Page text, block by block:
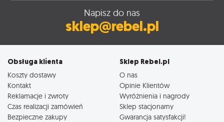
Napisz do nas
sklep@rebel.pl
Obsługa klienta
Koszty dostawy
Kontakt
Reklamacje i zwroty
Czas realizacji zamówień
Bezpieczne zakupy
Sklep Rebel.pl
O nas
Opinie Klientów
Wyróżnienia i nagrody
Sklep stacjonarny
Gwarancja satysfakcji!